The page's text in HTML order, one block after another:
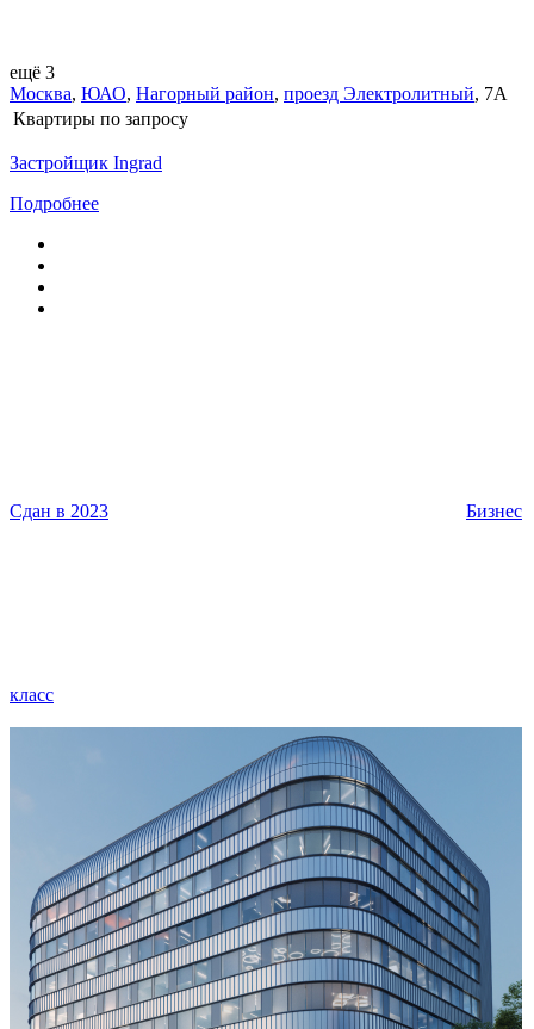
ещё 3
Москва, ЮАО, Нагорный район, проезд Электролитный, 7А
Квартиры по запросу
Застройщик Ingrad
Подробнее
Сдан в 2023 Бизнес
класс